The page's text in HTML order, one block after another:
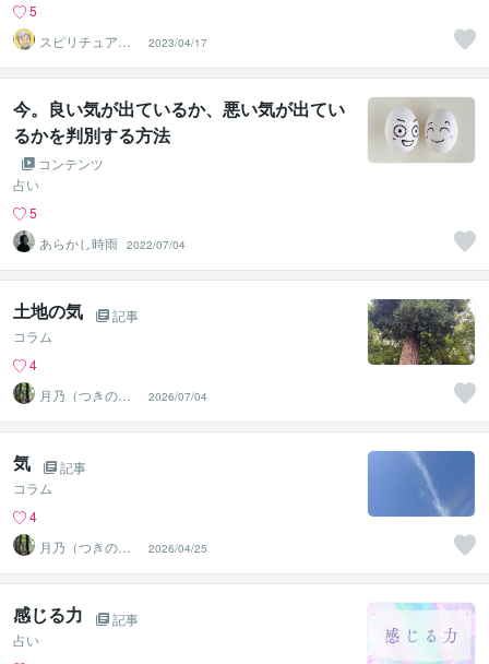
5
スピリチュアル
カウンセラー
神山 純
2023/04/17
今。良い気が出ているか、悪い気が出てい
るかを判別する方法
コンテンツ
占い
5
あらかし時雨 2022/07/04
土地の気
記事
コラム
4
月乃（つきの）
魂と波動を整え
る鑑定師
2026/07/04
気
記事
コラム
4
月乃（つきの）
魂と波動を整え
る鑑定師
2026/04/25
感じる力
記事
占い